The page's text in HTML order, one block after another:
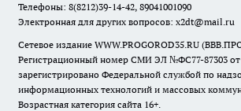
Телефоны: 8(8212)39-14-42, 89041001090
Электронная для других вопросов: x2dt@mail.ru
Сетевое издание WWW.PROGOROD35.RU
Регистрационный номер СМИ ЭЛ №ФС77-87303 от
зарегистрировано Федеральной службой по
информационных технологий и массовых
Возрастная категория сайта 16+.